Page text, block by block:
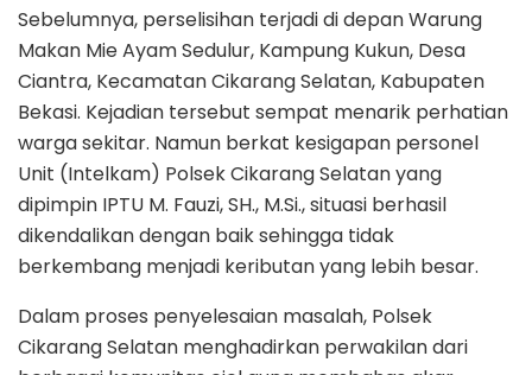
Sebelumnya, perselisihan terjadi di depan Warung
Makan Mie Ayam Sedulur, Kampung Kukun, Desa
Ciantra, Kecamatan Cikarang Selatan, Kabupaten
Bekasi. Kejadian tersebut sempat menarik perhatian
warga sekitar. Namun berkat kesigapan personel
Unit (Intelkam) Polsek Cikarang Selatan yang
dipimpin IPTU M. Fauzi, SH., M.Si., situasi berhasil
dikendalikan dengan baik sehingga tidak
berkembang menjadi keributan yang lebih besar.
Dalam proses penyelesaian masalah, Polsek
Cikarang Selatan menghadirkan perwakilan dari